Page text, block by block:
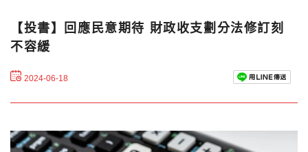
【投書】回應民意期待 財政收支劃分法修訂刻
不容緩
2024-06-18